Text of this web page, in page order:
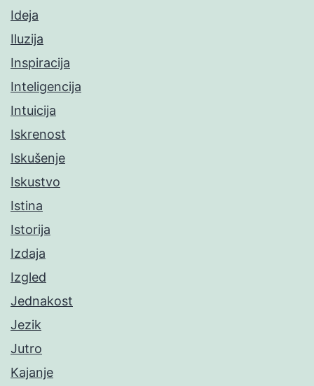
Ideja
Iluzija
Inspiracija
Inteligencija
Intuicija
Iskrenost
Iskušenje
Iskustvo
Istina
Istorija
Izdaja
Izgled
Jednakost
Jezik
Jutro
Kajanje